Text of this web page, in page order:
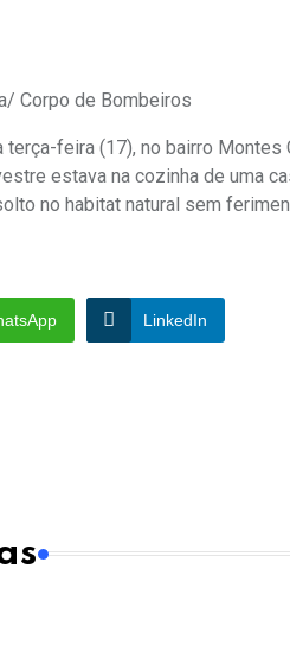
Corpo de Bombeiros
feira (17), no bairro Montes
estava na cozinha de uma
no habitat natural sem
LinkedIn